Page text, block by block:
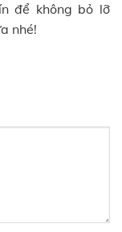
để không bỏ lỡ
nhé!